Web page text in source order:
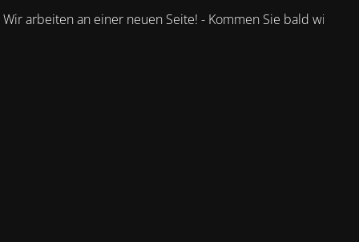
Wir arbeiten an einer neuen Seite! - Kommen Sie bald wieder.